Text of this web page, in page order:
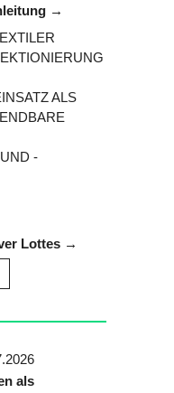
ALS
-
Lottes
als